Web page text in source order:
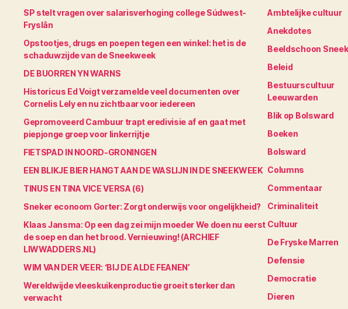
SP stelt vragen over salarisverhoging college Súdwest-
Fryslân
Opstootjes, drugs en poepen tegen een winkel: het is de
schaduwzijde van de Sneekweek
DE BUORREN YN WARNS
Historicus Ed Voigt verzamelde veel documenten over
Cornelis Lely en nu zichtbaar voor iedereen
Gepromoveerd Cambuur trapt eredivisie af en gaat met
piepjonge groep voor linkerrijtje
FIETSPAD IN NOORD-GRONINGEN
EEN BLIKJE BIER HANGT AAN DE WASLIJN IN DE SNEEKWEEK
TINUS EN TINA VICE VERSA (6)
Sneker econoom Gorter: Zorgt onderwijs voor ongelijkheid?
Klaas Jansma: Op een dag zei mijn moeder We doen nu eerst
de soep en dan het brood. Vernieuwing! (ARCHIEF
LIWWADDERS.NL)
WIM VAN DER VEER: ‘BIJ DE ALDE FEANEN’
Wereldwijde vleeskuikenproductie groeit sterker dan
verwacht
Ambtelijke cultuur
Anekdotes
Beeldschoon Sneek
Beleid
Bestuurscultuur
Leeuwarden
Blik op Bolsward
Boeken
Bolsward
Columns
Commentaar
Criminaliteit
Cultuur
De Fryske Marren
Defensie
Democratie
Dieren